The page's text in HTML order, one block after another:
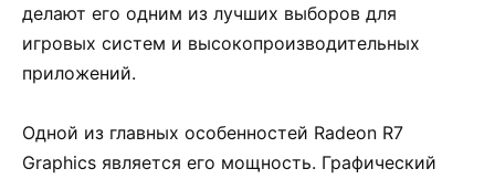
делают его одним из лучших выборов для
игровых систем и высокопроизводительных
приложений.
Одной из главных особенностей Radeon R7
Graphics является его мощность. Графический